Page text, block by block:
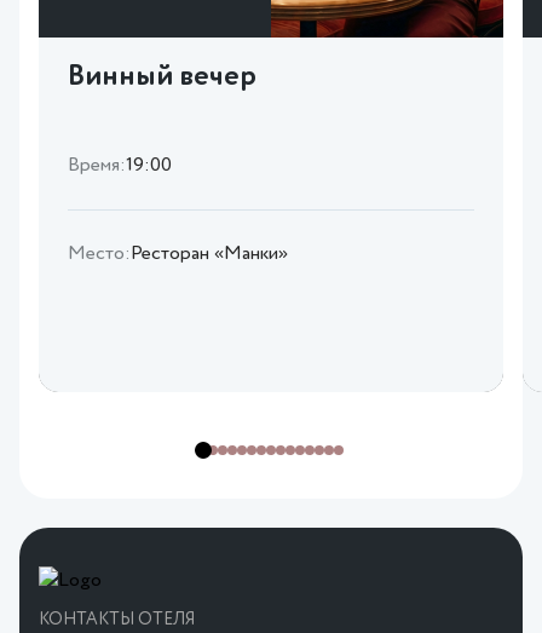
Винный вечер
Время:19:00
Место:Ресторан «Манки»
КОНТАКТЫ ОТЕЛЯ